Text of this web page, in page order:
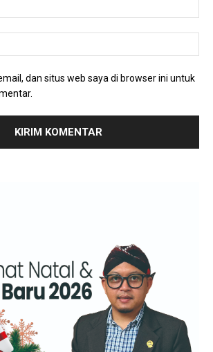
dan situs web saya di browser ini untuk